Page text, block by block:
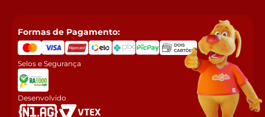
Formas de Pagamento:
Selos e Segurança
Desenvolvido